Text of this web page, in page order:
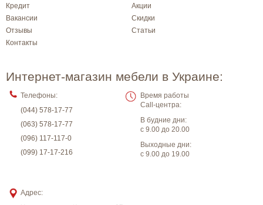
Кредит
Акции
Вакансии
Скидки
Отзывы
Статьи
Контакты
Интернет-магазин мебели в Украине:
Телефоны:
(044) 578-17-77
(063) 578-17-77
(096) 117-117-0
(099) 17-17-216
Время работы
Call-центра:
В будние дни:
с 9.00 до 20.00
Выходные дни:
с 9.00 до 19.00
Адрес: